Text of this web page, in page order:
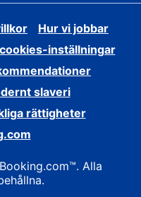
Hur vi jobbar
inställningar
slaveri
rättigheter
Alla